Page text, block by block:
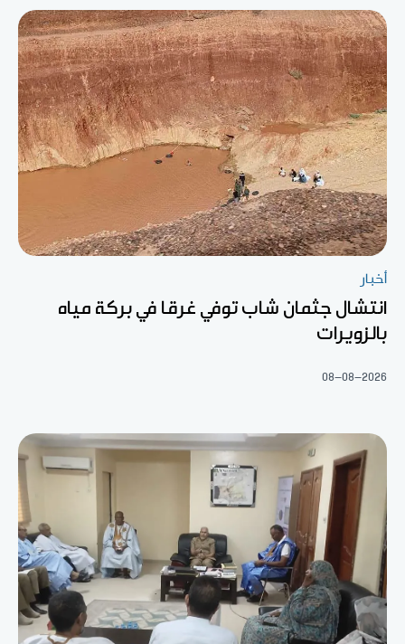
أخبار
انتشال جثمان شاب توفي غرقا في بركة مياه
بالزويرات
08-08-2026